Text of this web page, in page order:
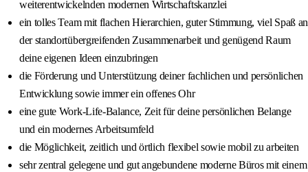
weiterentwickelnden modernen Wirtschaftskanzlei
ein tolles Team mit flachen Hierarchien, guter Stimmung, viel Spaß an
der standortübergreifenden Zusammenarbeit und genügend Raum
deine eigenen Ideen einzubringen
die Förderung und Unterstützung deiner fachlichen und persönlichen
Entwicklung sowie immer ein offenes Ohr
eine gute Work-Life-Balance, Zeit für deine persönlichen Belange
und ein modernes Arbeitsumfeld
die Möglichkeit, zeitlich und örtlich flexibel sowie mobil zu arbeiten
sehr zentral gelegene und gut angebundene moderne Büros mit einem